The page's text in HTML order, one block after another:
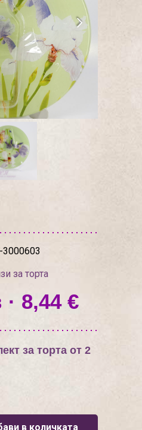
3000603
за торта
8,44 €
за торта от 2
в количката